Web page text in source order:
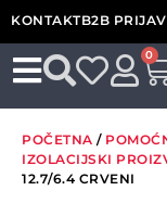
KONTAKTB2B
0
POČETNA /
IZOLACIJSKI
12.7/6.4 CRVENI